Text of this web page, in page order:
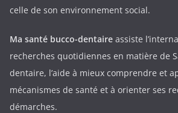
celle de son environnement social.
Ma santé bucco-dentaire assiste
recherches quotidiennes en matière de
dentaire, l’aide à mieux comprendre et
mécanismes de santé et à orienter ses
démarches.